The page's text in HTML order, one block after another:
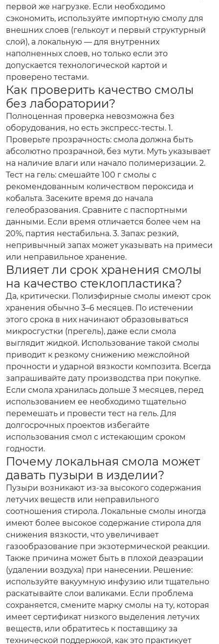
первой же нагрузке. Если необходимо
сэкономить, используйте импортную смолу для
внешних слоев (гелькоут и первый структурный
слой), а локальную — для внутренних
наполненных слоев, но только если это
допускается технологической картой и
проверено тестами.
Как проверить качество смолы
без лаборатории?
Полноценная проверка невозможна без
оборудования, но есть экспресс-тесты. 1.
Проверьте прозрачность: смола должна быть
абсолютно прозрачной, без мути. Муть указывает
на наличие влаги или начало полимеризации. 2.
Тест на гель: смешайте 100 г смолы с
рекомендованным количеством пероксида и
кобальта. Засеките время до начала
гелеобразования. Сравните с паспортными
данными. Если время отличается более чем на
20%, партия нестабильна. 3. Запах: резкий,
непривычный запах может указывать на примеси
или неправильное хранение.
Влияет ли срок хранения смолы
на качество стеклопластика?
Да, критически. Полиэфирные смолы имеют срок
хранения обычно 3–6 месяцев. По истечении
этого срока в них начинают образовываться
микросгустки (прегель), даже если смола
выглядит жидкой. Использование такой смолы
приводит к резкому снижению межслойной
прочности и ударной вязкости композита. Всегда
запрашивайте дату производства при покупке.
Если смола хранилась дольше 3 месяцев, перед
использованием ее необходимо тщательно
перемешать и провести тест на гель. Для
долгосрочных проектов избегайте
использования смол с истекающим сроком
годности.
Почему локальная смола может
давать пузыри в изделии?
Пузыри возникают из-за высокого содержания
летучих веществ или неправильного
соотношения стирола. Локальные смолы иногда
имеют более высокое содержание стирола для
снижения вязкости, что увеличивает
газообразование при экзотермической реакции.
Также причина может быть в плохой деаэрации
(удалении воздуха) при нанесении. Решение:
используйте вакуумную инфузию или тщательно
раскатывайте слои валиками. Если проблема
сохраняется, смените марку смолы на ту, которая
имеет сертификат низкого выделения летучих
веществ, или обратитесь к поставщику за
технической поддержкой, как это практикует